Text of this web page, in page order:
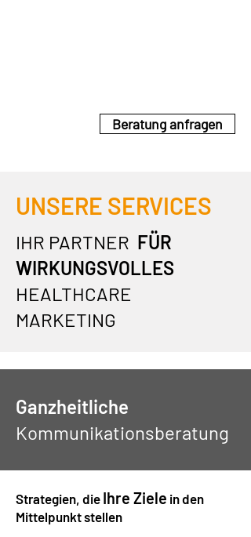
Beratung anfragen
UNSERE SERVICES
IHR PARTNER FÜR
WIRKUNGSVOLLES
HEALTHCARE
MARKETING
Ganzheitliche
Kommunikationsberatung
Strategien, die Ihre Ziele in den
Mittelpunkt stellen